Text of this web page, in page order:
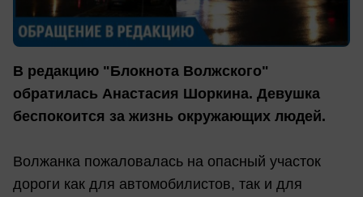
В редакцию "Блокнота Волжского"
обратилась Анастасия Шоркина. Девушка
беспокоится за жизнь окружающих людей.
Волжанка пожаловалась на опасный участок
дороги как для автомобилистов, так и для